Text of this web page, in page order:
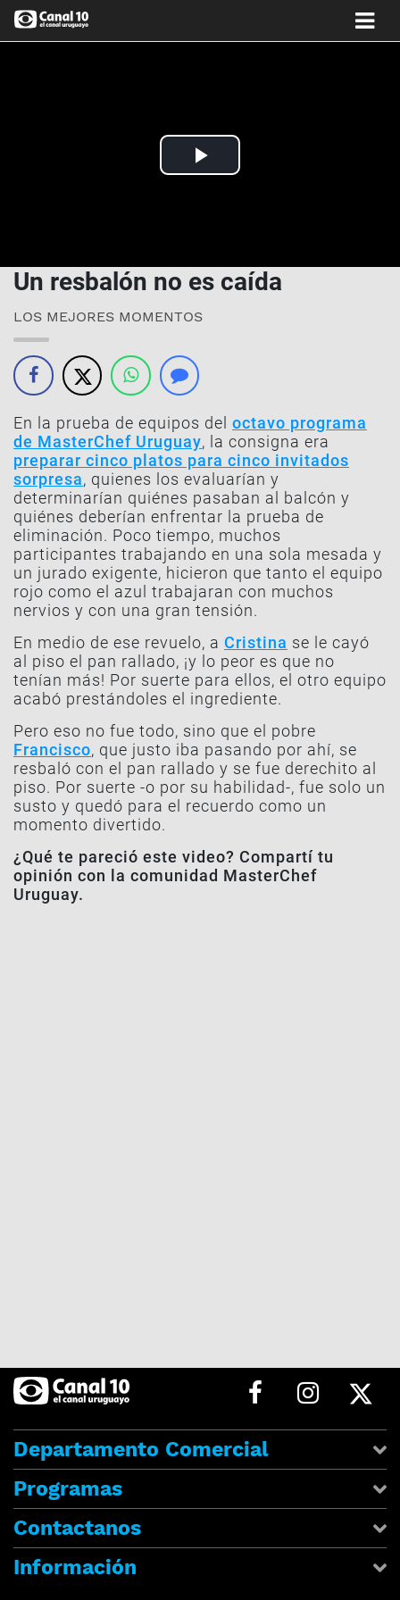
Play
Un resbalón no es caída
LOS MEJORES MOMENTOS
En la prueba de equipos del octavo programa
de MasterChef Uruguay, la consigna era
preparar cinco platos para cinco invitados
sorpresa, quienes los evaluarían y
determinarían quiénes pasaban al balcón y
quiénes deberían enfrentar la prueba de
eliminación. Poco tiempo, muchos
participantes trabajando en una sola mesada y
un jurado exigente, hicieron que tanto el equipo
rojo como el azul trabajaran con muchos
nervios y con una gran tensión.
En medio de ese revuelo, a Cristina se le cayó
al piso el pan rallado, ¡y lo peor es que no
tenían más! Por suerte para ellos, el otro equipo
acabó prestándoles el ingrediente.
Pero eso no fue todo, sino que el pobre
Francisco, que justo iba pasando por ahí, se
resbaló con el pan rallado y se fue derechito al
piso. Por suerte -o por su habilidad-, fue solo un
susto y quedó para el recuerdo como un
momento divertido.
¿Qué te pareció este video? Compartí tu
opinión con la comunidad MasterChef
Uruguay.
Departamento Comercial
Programas
Contactanos
Información